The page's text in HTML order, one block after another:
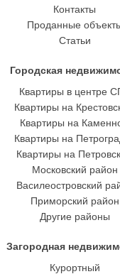
Контакты
Проданные
Статьи
Городская
Квартиры в центре
Квартиры на
Квартиры на
Квартиры на
Квартиры на
Московский район
Василеостровский
Приморский район
Другие районы
Загородная
Курортный